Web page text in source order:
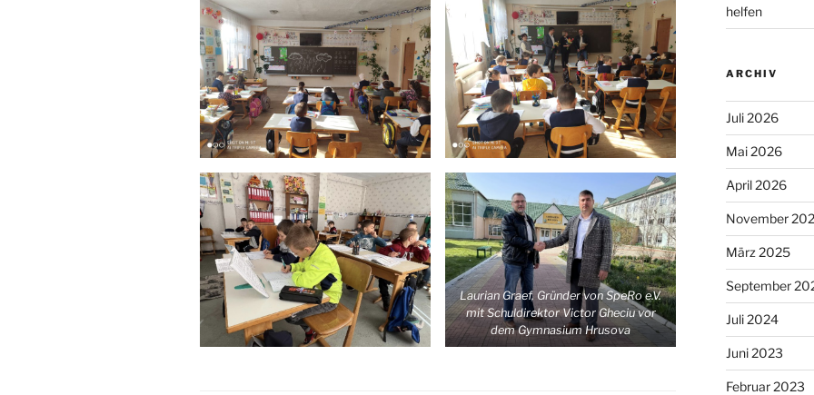
Laurian Graef, Gründer von SpeRo e.V.
mit Schuldirektor Victor Gheciu vor
dem Gymnasium Hrusova
helfen
ARCHIV
Juli 2026
Mai 2026
April 2026
November
März 2025
September
Juli 2024
Juni 2023
Februar 2023